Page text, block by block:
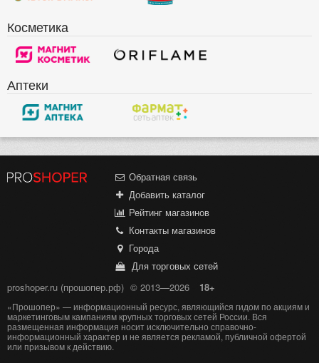
Косметика
Аптеки
Обратная связь
Добавить каталог
Рейтинг магазинов
Контакты магазинов
Города
Для торговых сетей
proshoper.ru (прошопер.рф) © 2013—2026 18+
«Прошопер» — информационный ресурс, являющийся гидом по акциям и
маркетинговым кампаниям крупных торговых сетей России. Вся
размещенная информация носит исключительно справочно-
информационный характер и не является рекламой, публичной офертой
или призывом к действию.